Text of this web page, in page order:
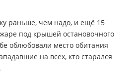
раньше, чем надо, и ещё 15
под крышей остановочного
облюбовали место обитания
на всех, кто старался